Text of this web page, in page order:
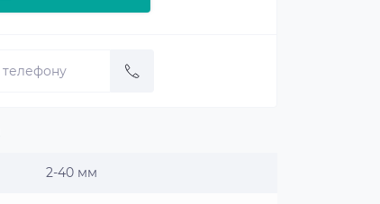
2-40 мм